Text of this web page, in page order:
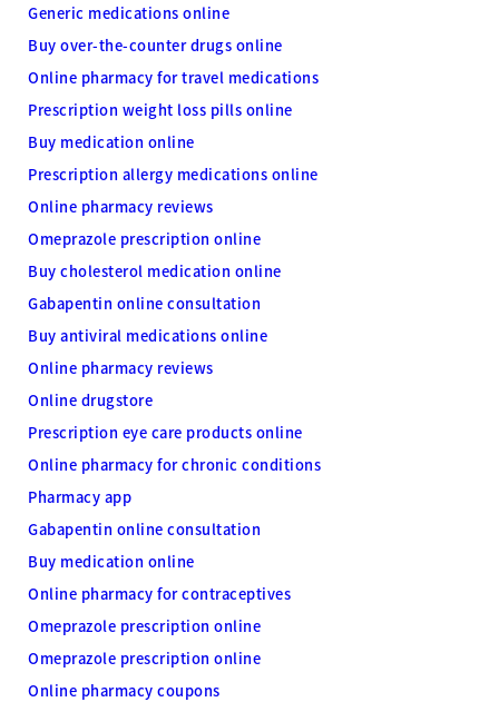
Generic medications online
Buy over-the-counter drugs online
Online pharmacy for travel medications
Prescription weight loss pills online
Buy medication online
Prescription allergy medications online
Online pharmacy reviews
Omeprazole prescription online
Buy cholesterol medication online
Gabapentin online consultation
Buy antiviral medications online
Online pharmacy reviews
Online drugstore
Prescription eye care products online
Online pharmacy for chronic conditions
Pharmacy app
Gabapentin online consultation
Buy medication online
Online pharmacy for contraceptives
Omeprazole prescription online
Omeprazole prescription online
Online pharmacy coupons